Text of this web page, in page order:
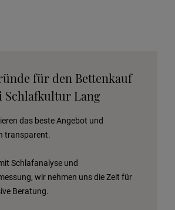
für den Bettenkauf
Schlafkultur Lang
das beste Angebot und
transparent.
Schlafanalyse und
wir nehmen uns die Zeit für
Beratung.